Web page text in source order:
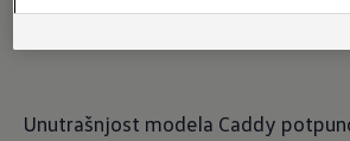
Intuitivno upravljanje
Unutrašnjost modela Caddy